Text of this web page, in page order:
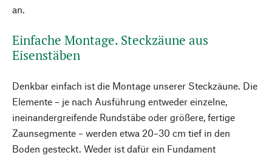
an.
Einfache Montage. Steckzäune aus
Eisenstäben
Denkbar einfach ist die Montage unserer Steckzäune. Die
Elemente – je nach Ausführung entweder einzelne,
ineinandergreifende Rundstäbe oder größere, fertige
Zaunsegmente – werden etwa 20–30 cm tief in den
Boden gesteckt. Weder ist dafür ein Fundament